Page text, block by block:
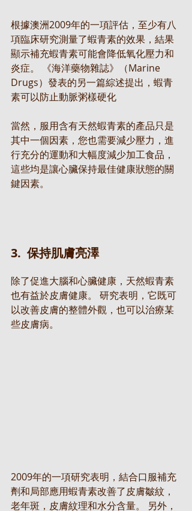
根據澳洲2009年的一項評估，至少有八
項臨床研究測量了蝦青素的效果，結果
顯示補充蝦青素可能會降低氧化壓力和
炎症。 《海洋藥物雜誌》（Marine
Drugs）發表的另一篇綜述提出，蝦青
素可以防止動脈粥樣硬化
當然，服用含有天然蝦青素的產品只是
其中一個因素，您也需要減少壓力，進
行充分的運動和大幅度減少加工食品，
這些均是讓心臟保持最佳健康狀態的關
鍵因素。
3.  保持肌膚亮澤
除了促進大腦和心臟健康，天然蝦青素
也有益於皮膚健康。 研究表明，它既可
以改善皮膚的整體外觀，也可以治療某
些皮膚病。
2009年的一項研究表明，結合口服補充
劑和局部應用蝦青素改善了皮膚皺紋，
老年斑，皮膚紋理和水分含量。 另外，